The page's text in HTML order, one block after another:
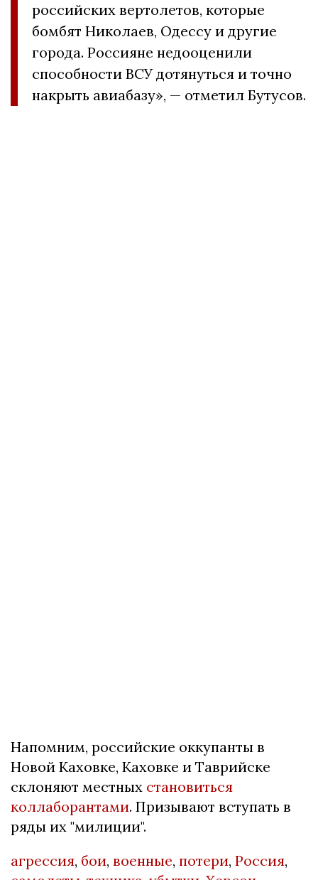
российских вертолетов, которые
бомбят Николаев, Одессу и другие
города. Россияне недооценили
способности ВСУ дотянуться и точно
накрыть авиабазу», — отметил Бутусов.
Напомним, российские оккупанты в
Новой Каховке, Каховке и Таврийске
склоняют местных становиться
коллаборантами. Призывают вступать в
ряды их "милиции".
агрессия, бои, военные, потери, Россия,